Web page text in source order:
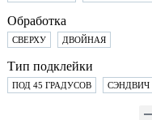
Обработка
СВЕРХУ ДВОЙНАЯ
Тип подклейки
ПОД 45 ГРАДУСОВ СЭНДВИЧ